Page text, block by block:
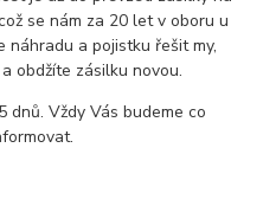
se nám za 20 let v oboru u
a pojistku řešit my,
obdžíte zásilku novou.
dnů. Vždy Vás budeme co